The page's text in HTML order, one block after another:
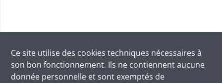
Ce site utilise des cookies techniques nécessaires à
son bon fonctionnement. Ils ne contiennent aucune
donnée personnelle et sont exemptés de